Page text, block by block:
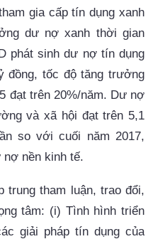
gia cấp tín dụng xanh
dư nợ xanh thời gian
phát sinh dư nợ tín dụng
đồng, tốc độ tăng trưởng
đạt trên 20%/năm. Dư nợ
và xã hội đạt trên 5,1
so với cuối năm 2017,
nền kinh tế.
trung tham luận, trao đổi,
tâm: (i) Tình hình triển
giải pháp tín dụng của